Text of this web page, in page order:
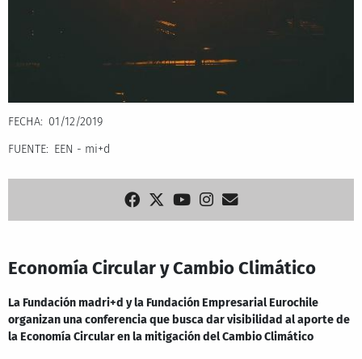
FECHA
01/12/2019
FUENTE
EEN - mi+d
Economía Circular y Cambio Climático
La Fundación madri+d y la Fundación Empresarial Eurochile
organizan una conferencia que busca dar visibilidad al aporte de
la Economía Circular en la mitigación del Cambio Climático